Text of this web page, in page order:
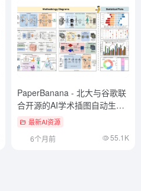
PaperBanana - 北大与谷歌联
合开源的AI学术插图自动生成
框架最新AI资源
6个月前 55.1K